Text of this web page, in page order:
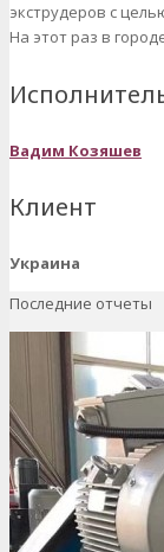
экструдеров с
На этот раз в
Вадим Козяшев
Клиент
Украина
Последние отчеты